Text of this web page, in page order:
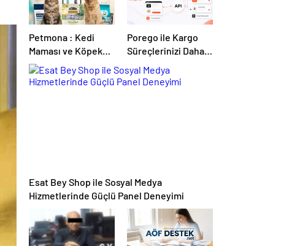
Petmona : Kedi
Maması ve Köpek
Maması İle Tüm
Evcil Hayvan
Porego ile Kargo
Süreçlerinizi Daha
Kolay Yönetin
Esat Bey Shop ile Sosyal Medya
Hizmetlerinde Güçlü Panel Deneyimi